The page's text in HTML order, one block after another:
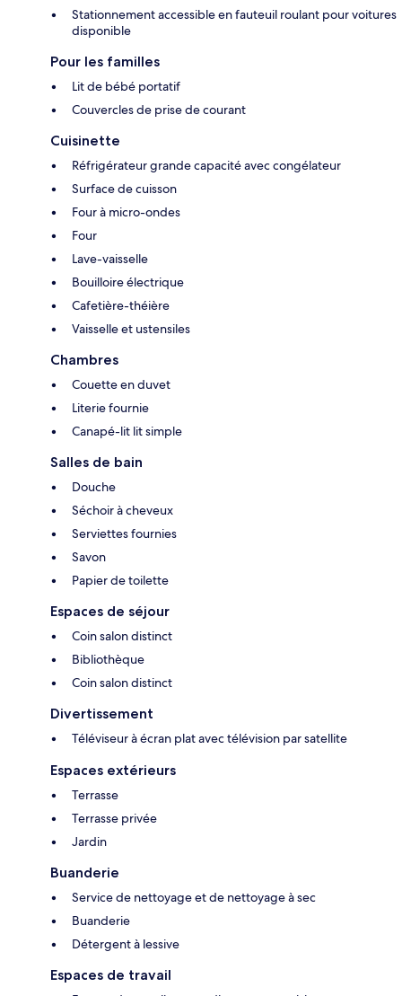
Stationnement accessible en fauteuil roulant pour voitures
disponible
Pour les familles
Lit de bébé portatif
Couvercles de prise de courant
Cuisinette
Réfrigérateur grande capacité avec congélateur
Surface de cuisson
Four à micro-ondes
Four
Lave-vaisselle
Bouilloire électrique
Cafetière-théière
Vaisselle et ustensiles
Chambres
Couette en duvet
Literie fournie
Canapé-lit lit simple
Salles de bain
Douche
Séchoir à cheveux
Serviettes fournies
Savon
Papier de toilette
Espaces de séjour
Coin salon distinct
Bibliothèque
Coin salon distinct
Divertissement
Téléviseur à écran plat avec télévision par satellite
Espaces extérieurs
Terrasse
Terrasse privée
Jardin
Buanderie
Service de nettoyage et de nettoyage à sec
Buanderie
Détergent à lessive
Espaces de travail